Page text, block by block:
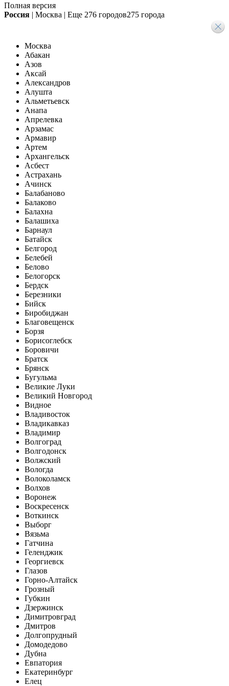
Полная версия
Россия | Москва | Еще 276 городов275 города
Москва
Абакан
Азов
Аксай
Александров
Алушта
Альметьевск
Анапа
Апрелевка
Арзамас
Армавир
Артем
Архангельск
Асбест
Астрахань
Ачинск
Балабаново
Балаково
Балахна
Балашиха
Барнаул
Батайск
Белгород
Белебей
Белово
Белогорск
Бердск
Березники
Бийск
Биробиджан
Благовещенск
Борзя
Борисоглебск
Боровичи
Братск
Брянск
Бугульма
Великие Луки
Великий Новгород
Видное
Владивосток
Владикавказ
Владимир
Волгоград
Волгодонск
Волжский
Вологда
Волоколамск
Волхов
Воронеж
Воскресенск
Воткинск
Выборг
Вязьма
Гатчина
Геленджик
Георгиевск
Глазов
Горно-Алтайск
Грозный
Губкин
Дзержинск
Димитровград
Дмитров
Долгопрудный
Домодедово
Дубна
Евпатория
Екатеринбург
Елец